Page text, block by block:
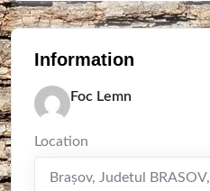
Information
Foc Lemn
Location
Braşov, Judetul BRASOV,